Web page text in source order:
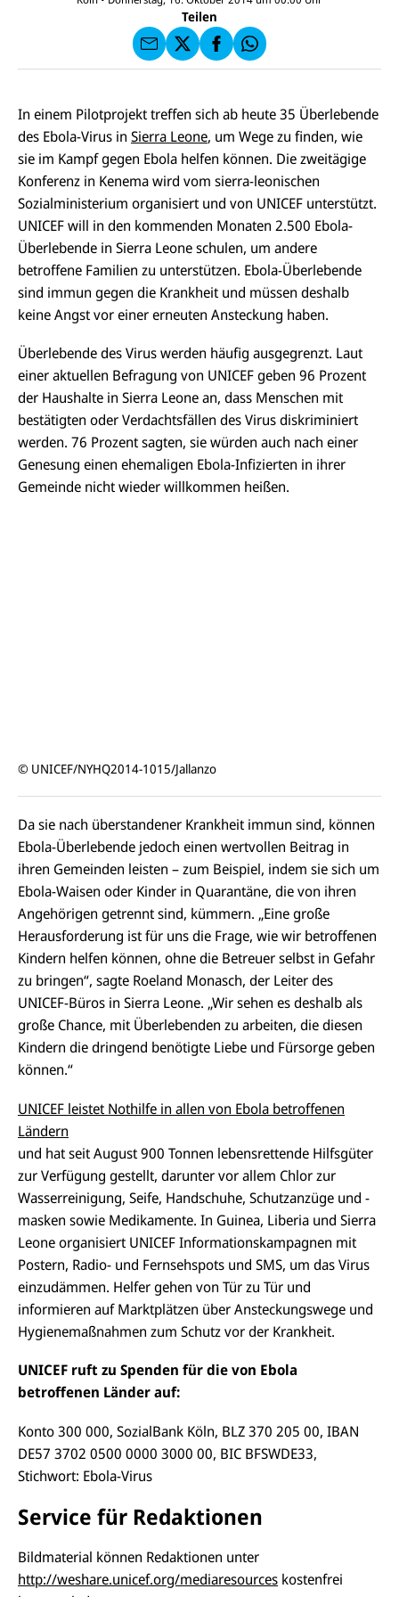
Teilen
U
I
C
E
e
n
d
e
n
I
C
E
F
a
a
u
f
F
a
b
o
k
F
uf
W
h
p
p
In einem Pilotprojekt treffen sich ab heute 35 Überlebende
des Ebola-Virus in Sierra Leone, um Wege zu finden, wie
sie im Kampf gegen Ebola helfen können. Die zweitägige
Konferenz in Kenema wird vom sierra-leonischen
Sozialministerium organisiert und von UNICEF unterstützt.
UNICEF will in den kommenden Monaten 2.500 Ebola-
Überlebende in Sierra Leone schulen, um andere
betroffene Familien zu unterstützen. Ebola-Überlebende
sind immun gegen die Krankheit und müssen deshalb
keine Angst vor einer erneuten Ansteckung haben.
Überlebende des Virus werden häufig ausgegrenzt. Laut
einer aktuellen Befragung von UNICEF geben 96 Prozent
der Haushalte in Sierra Leone an, dass Menschen mit
bestätigten oder Verdachtsfällen des Virus diskriminiert
werden. 76 Prozent sagten, sie würden auch nach einer
Genesung einen ehemaligen Ebola-Infizierten in ihrer
Gemeinde nicht wieder willkommen heißen.
© UNICEF/NYHQ2014-1015/Jallanzo
Da sie nach überstandener Krankheit immun sind, können
Ebola-Überlebende jedoch einen wertvollen Beitrag in
ihren Gemeinden leisten – zum Beispiel, indem sie sich um
Ebola-Waisen oder Kinder in Quarantäne, die von ihren
Angehörigen getrennt sind, kümmern. „Eine große
Herausforderung ist für uns die Frage, wie wir betroffenen
Kindern helfen können, ohne die Betreuer selbst in Gefahr
zu bringen“, sagte Roeland Monasch, der Leiter des
UNICEF-Büros in Sierra Leone. „Wir sehen es deshalb als
große Chance, mit Überlebenden zu arbeiten, die diesen
Kindern die dringend benötigte Liebe und Fürsorge geben
können.“
UNICEF leistet Nothilfe in allen von Ebola betroffenen
Ländern
und hat seit August 900 Tonnen lebensrettende Hilfsgüter
zur Verfügung gestellt, darunter vor allem Chlor zur
Wasserreinigung, Seife, Handschuhe, Schutzanzüge und -
masken sowie Medikamente. In Guinea, Liberia und Sierra
Leone organisiert UNICEF Informationskampagnen mit
Postern, Radio- und Fernsehspots und SMS, um das Virus
einzudämmen. Helfer gehen von Tür zu Tür und
informieren auf Marktplätzen über Ansteckungswege und
Hygienemaßnahmen zum Schutz vor der Krankheit.
UNICEF ruft zu Spenden für die von Ebola
betroffenen Länder auf:
Konto 300 000, SozialBank Köln, BLZ 370 205 00, IBAN
DE57 3702 0500 0000 3000 00, BIC BFSWDE33,
Stichwort: Ebola-Virus
Service für Redaktionen
Bildmaterial können Redaktionen unter
http://weshare.unicef.org/mediaresources kostenfrei
M
ai
l
U
N
I
U
N